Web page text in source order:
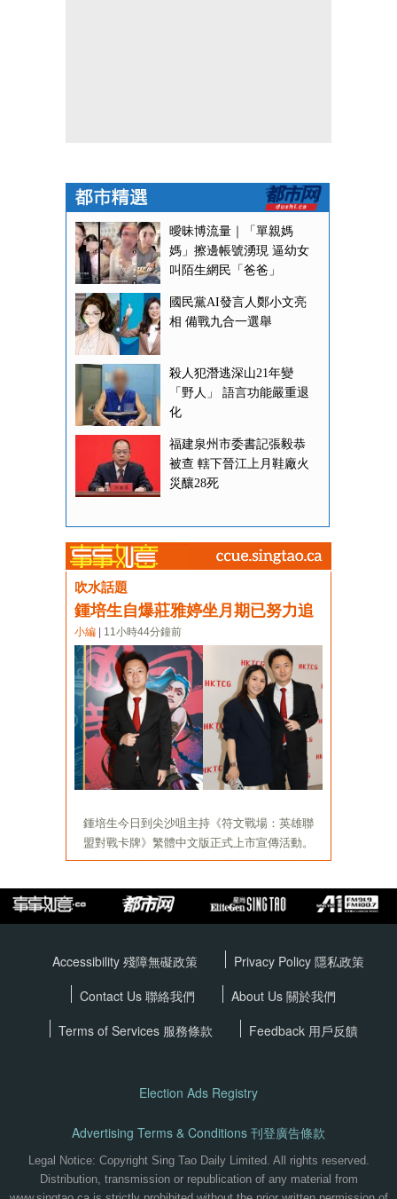
Accessibility 殘障無礙政策 Privacy Policy 隱私政策
Contact Us 聯絡我們
About Us 關於我們
Terms of Services 服務條款 Feedback 用戶反饋
Election Ads Registry
Advertising Terms & Conditions 刊登廣告條款
Legal Notice: Copyright Sing Tao Daily Limited. All rights reserved.
Distribution, transmission or republication of any material from